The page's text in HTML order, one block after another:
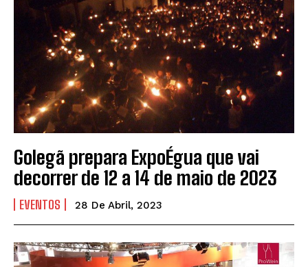
Golegã prepara ExpoÉgua que vai
decorrer de 12 a 14 de maio de 2023
EVENTOS 28 De Abril, 2023